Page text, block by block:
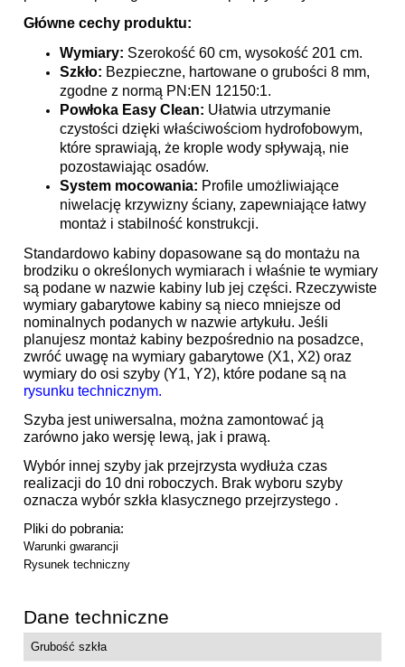
Główne cechy produktu:
Wymiary: Szerokość 60 cm, wysokość 201 cm.
Szkło: Bezpieczne, hartowane o grubości 8 mm,
zgodne z normą PN:EN 12150:1.
Powłoka Easy Clean: Ułatwia utrzymanie
czystości dzięki właściwościom hydrofobowym,
które sprawiają, że krople wody spływają, nie
pozostawiając osadów.
System mocowania: Profile umożliwiające
niwelację krzywizny ściany, zapewniające łatwy
montaż i stabilność konstrukcji.
Standardowo kabiny dopasowane są do montażu na
brodziku o określonych wymiarach i właśnie te wymiary
są podane w nazwie kabiny lub jej części. Rzeczywiste
wymiary gabarytowe kabiny są nieco mniejsze od
nominalnych podanych w nazwie artykułu. Jeśli
planujesz montaż kabiny bezpośrednio na posadzce,
zwróć uwagę na wymiary gabarytowe (X1, X2) oraz
wymiary do osi szyby (Y1, Y2), które podane są na
rysunku technicznym.
Szyba jest uniwersalna, można zamontować ją
zarówno jako wersję lewą, jak i prawą.
Wybór innej szyby jak przejrzysta wydłuża czas
realizacji do 10 dni roboczych. Brak wyboru szyby
oznacza wybór szkła klasycznego przejrzystego .
Pliki do pobrania:
Warunki gwarancji
Rysunek techniczny
Dane techniczne
Grubość szkła